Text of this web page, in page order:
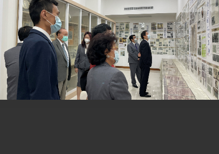
外交部長林佳龍出席《台灣光華雜誌》50週年慶
「見證蛻變，分享世界的光華」開幕式，期許數
位轉 型迎向下個50年
總統主持「台美經濟繁榮夥伴對話」記者會 說
明臺美合作三大戰略方向 盼與民主夥伴共同引
領 下一個世代的繁榮
外交部長林佳龍接受印尼「時代雜誌」專訪，闡
述印太安全局勢，籲深化台印尼半導體供應鏈合
作
外交部長林佳龍午宴歡迎美國聯邦參議員蓋耶哥
訪問團
外交部長林佳龍接見美國智庫「德國馬歇爾基金
會」訪問團一行，深化跨大西洋戰略夥伴關係
臺美經貿談判獲階段性成果 卓揆期勉爭取時間完